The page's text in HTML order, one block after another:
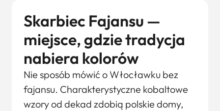
Skarbiec Fajansu —
miejsce, gdzie tradycja
nabiera kolorów
Nie sposób mówić o Włocławku bez
fajansu. Charakterystyczne kobaltowe
wzory od dekad zdobią polskie domy,